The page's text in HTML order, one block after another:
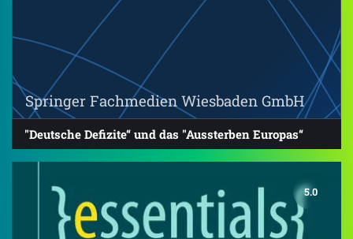
Springer Fachmedien Wiesbaden GmbH
"Deutsche Defizite“ und das "Aussterben Europas“
5.0